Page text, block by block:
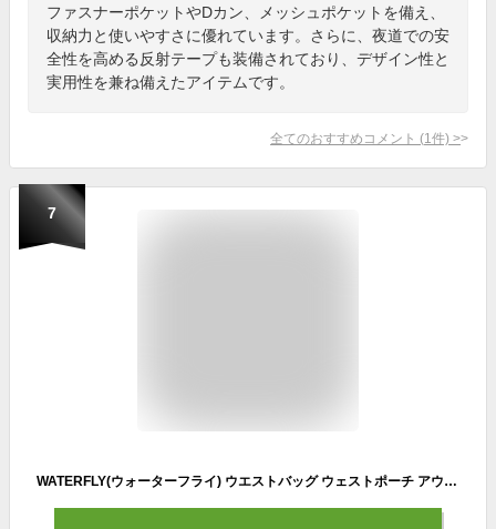
ファスナーポケットやDカン、メッシュポケットを備え、
収納力と使いやすさに優れています。さらに、夜道での安
全性を高める反射テープも装備されており、デザイン性と
実用性を兼ね備えたアイテムです。
全てのおすすめコメント (1 件) >
7
WATERFLY(ウォーターフライ) ウエストバッグ ウェストポーチ アウトドア 水筒ポーチ付き 男女兼用 ランニング ウォーキング ジョギング 登山 散歩 軽量 通気 メンズ レディース